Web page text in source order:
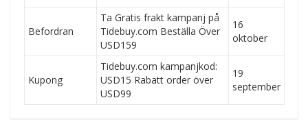
Befordran
Ta Gratis frakt kampanj på
Tidebuy.com Beställa Över
USD159
16
oktober
Kupong
Tidebuy.com kampanjkod:
USD15 Rabatt order över
USD99
19
september